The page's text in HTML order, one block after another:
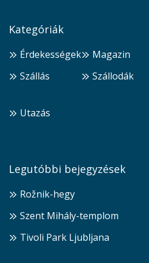
Kategóriák
Érdekességek Magazin
Szállás
Szállodák
Utazás
Legutóbbi bejegyzések
Rožnik-hegy
Szent Mihály-templom
Tivoli Park Ljubljana